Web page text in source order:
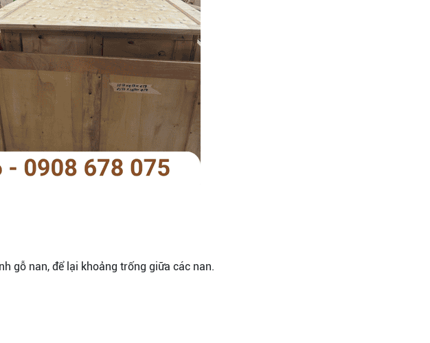
gỗ nan, để lại khoảng trống giữa các nan.